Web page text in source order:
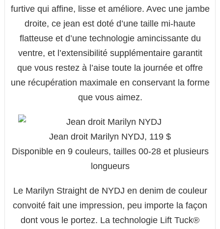
furtive qui affine, lisse et améliore. Avec une jambe
droite, ce jean est doté d’une taille mi-haute
flatteuse et d’une technologie amincissante du
ventre, et l’extensibilité supplémentaire garantit
que vous restez à l’aise toute la journée et offre
une récupération maximale en conservant la forme
que vous aimez.
Jean droit Marilyn NYDJ, 119 $
Disponible en 9 couleurs, tailles 00-28 et plusieurs
longueurs
Le Marilyn Straight de NYDJ en denim de couleur
convoité fait une impression, peu importe la façon
dont vous le portez. La technologie Lift Tuck®